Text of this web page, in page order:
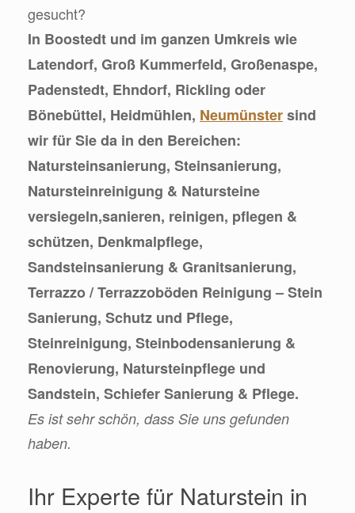
gesucht?
In Boostedt und im ganzen Umkreis wie
Latendorf, Groß Kummerfeld, Großenaspe,
Padenstedt, Ehndorf, Rickling oder
Bönebüttel, Heidmühlen, Neumünstersind
wir für Sie da in den Bereichen:
Natursteinsanierung, Steinsanierung,
Natursteinreinigung & Natursteine
versiegeln,sanieren, reinigen, pflegen &
schützen, Denkmalpflege,
Sandsteinsanierung & Granitsanierung,
Terrazzo / Terrazzoböden Reinigung – Stein
Sanierung, Schutz und Pflege,
Steinreinigung, Steinbodensanierung &
Renovierung, Natursteinpflege und
Sandstein, Schiefer Sanierung & Pflege.
Es ist sehr schön, dass Sie uns gefunden
haben.
Ihr Experte für Naturstein in